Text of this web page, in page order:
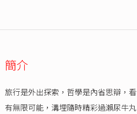
簡介
旅行是外出探索，哲學是內省思辯，
有無限可能，溝埋隨時精彩過瀨尿牛丸